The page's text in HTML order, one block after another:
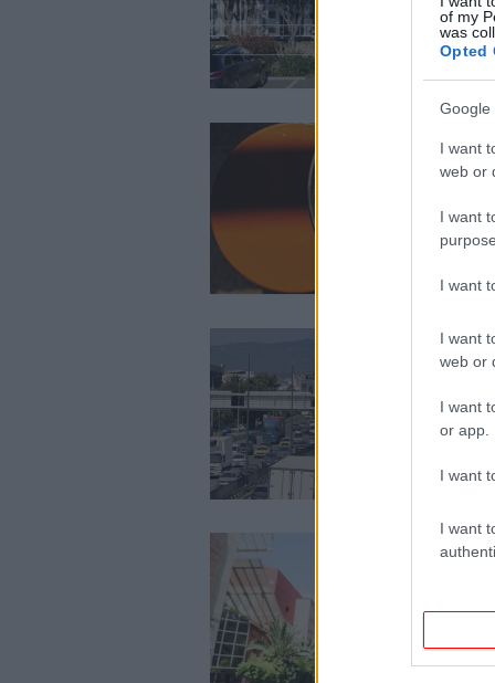
of my
was
Opted
Google
I want
web or
I want
I want
I want
web or
I want
or app.
I want
I want